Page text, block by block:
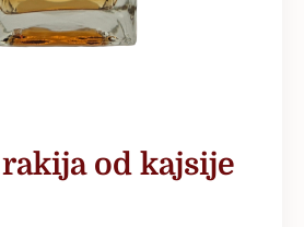
od kajsije